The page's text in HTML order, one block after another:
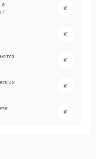
в